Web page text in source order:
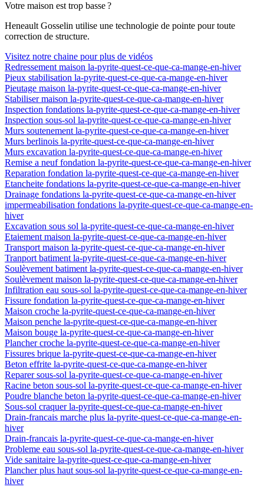
Votre maison est trop basse ?
Heneault Gosselin utilise une technologie de pointe pour toute
correction de structure.
Visitez notre chaine pour plus de vidéos
Redressement maison la-pyrite-quest-ce-que-ca-mange-en-hiver
Pieux stabilisation la-pyrite-quest-ce-que-ca-mange-en-hiver
Pieutage maison la-pyrite-quest-ce-que-ca-mange-en-hiver
Stabiliser maison la-pyrite-quest-ce-que-ca-mange-en-hiver
Inspection fondations la-pyrite-quest-ce-que-ca-mange-en-hiver
Inspection sous-sol la-pyrite-quest-ce-que-ca-mange-en-hiver
Murs soutenement la-pyrite-quest-ce-que-ca-mange-en-hiver
Murs berlinois la-pyrite-quest-ce-que-ca-mange-en-hiver
Murs excavation la-pyrite-quest-ce-que-ca-mange-en-hiver
Remise a neuf fondation la-pyrite-quest-ce-que-ca-mange-en-hiver
Reparation fondation la-pyrite-quest-ce-que-ca-mange-en-hiver
Etancheite fondations la-pyrite-quest-ce-que-ca-mange-en-hiver
Drainage fondations la-pyrite-quest-ce-que-ca-mange-en-hiver
impermeabilisation fondations la-pyrite-quest-ce-que-ca-mange-en-
hiver
Excavation sous sol la-pyrite-quest-ce-que-ca-mange-en-hiver
Etaiement maison la-pyrite-quest-ce-que-ca-mange-en-hiver
Transport maison la-pyrite-quest-ce-que-ca-mange-en-hiver
Tranport batiment la-pyrite-quest-ce-que-ca-mange-en-hiver
Soulèvement batiment la-pyrite-quest-ce-que-ca-mange-en-hiver
Soulèvement maison la-pyrite-quest-ce-que-ca-mange-en-hiver
Infiltration eau sous-sol la-pyrite-quest-ce-que-ca-mange-en-hiver
Fissure fondation la-pyrite-quest-ce-que-ca-mange-en-hiver
Maison croche la-pyrite-quest-ce-que-ca-mange-en-hiver
Maison penche la-pyrite-quest-ce-que-ca-mange-en-hiver
Maison bouge la-pyrite-quest-ce-que-ca-mange-en-hiver
Plancher croche la-pyrite-quest-ce-que-ca-mange-en-hiver
Fissures brique la-pyrite-quest-ce-que-ca-mange-en-hiver
Beton effrite la-pyrite-quest-ce-que-ca-mange-en-hiver
Reparer sous-sol la-pyrite-quest-ce-que-ca-mange-en-hiver
Racine beton sous-sol la-pyrite-quest-ce-que-ca-mange-en-hiver
Poudre blanche beton la-pyrite-quest-ce-que-ca-mange-en-hiver
Sous-sol craquer la-pyrite-quest-ce-que-ca-mange-en-hiver
Drain-francais marche plus la-pyrite-quest-ce-que-ca-mange-en-
hiver
Drain-francais la-pyrite-quest-ce-que-ca-mange-en-hiver
Probleme eau sous-sol la-pyrite-quest-ce-que-ca-mange-en-hiver
Vide sanitaire la-pyrite-quest-ce-que-ca-mange-en-hiver
Plancher plus haut sous-sol la-pyrite-quest-ce-que-ca-mange-en-
hiver